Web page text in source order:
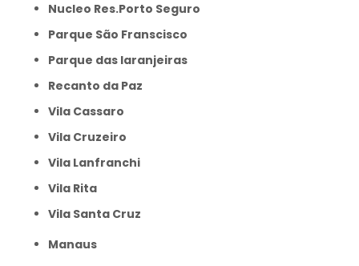
Nucleo Res.Porto Seguro
Parque São Franscisco
Parque das laranjeiras
Recanto da Paz
Vila Cassaro
Vila Cruzeiro
Vila Lanfranchi
Vila Rita
Vila Santa Cruz
Manaus